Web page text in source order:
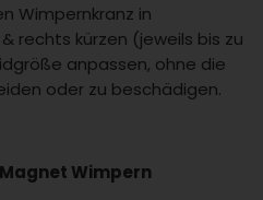
Wimpernkranz in
rechts kürzen (jeweils bis zu
anpassen, ohne die
oder zu beschädigen.
Wimpern